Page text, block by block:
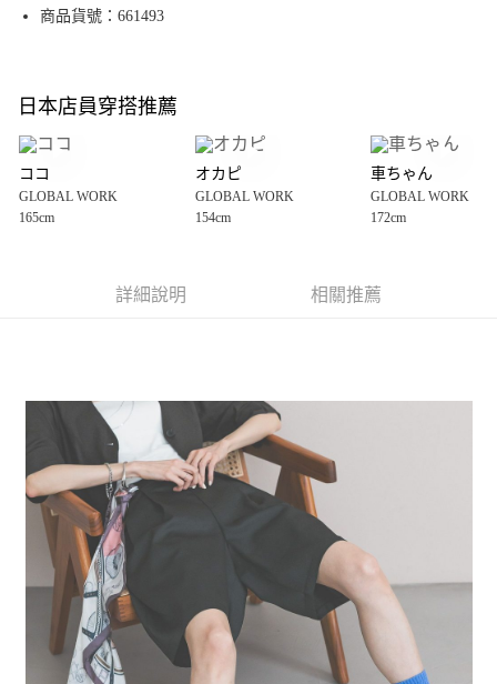
悠遊付
全盈+PAY
大哥付你分期
【大哥付你分期使用說明】
1.本服務由台灣大哥大提供，台灣大哥大用戶可立即使用無須另外申請。
2.付款方式選擇「大哥付你分期」，訂單成立後會自動跳轉到大哥付的交易
3.實際核准額度、可分期數及費用金額請依後續交易確認頁面所載為準。
4.訂單成立30分鐘內，如未前往確認交易或遇審核未通過，訂單將自動取
醒簡訊。
2.透過簡訊連結打開帳單後，可選擇「超商條碼／台灣大直營門市／銀行轉
帳／街口支付／iPASS MONEY」等通路繳費。
【注意事項】
1.本服務係由「台灣大哥大股份有限公司」（以下簡稱本公司）所提供，讓
用戶於交易時，得透過本服務購買商品或服務，並由商店將買賣／分期付款
買賣價金債權讓與本公司後，依約使用本公司帳單繳交帳款。
2.基於同意付款使用「大哥付你分期」之契約關係目的，商店將以您的個人
資料（包含姓名、電話或地址）提供予台灣大哥大進項蒐集、處理及利用，
由本公司與您本人進行分期帳單所需資料之確認、核對及更正。
3.完整用戶服務條款，請詳閱以下連結：
https://oppay.tw/userRule
AFTEE先享後付
１．於結帳方式選擇「AFTEE先享後付」後，將跳轉至「AFTEE先享後付」
結帳頁面，進行簡訊認證並確認金額後，即可完成結帳。
２．訂單成立數日內，您將收到繳費通知簡訊。
３．收到繳費通知簡訊後14天內，點擊此簡訊中的連結，可透過四大超商／
ATM／網路銀行／等多元方式進行付款，方視為交易完成。
※ 請注意：結帳手續完成當下不需立刻繳費，但若您需要取消訂單，請聯絡
購買商品的店家。未經商家同意取消之訂單仍視為有效，需透過AFTEE先享
後付繳納相關費用。
※ 交易是否成功請以「AFTEE先享後付 」之結帳頁面顯示為準，若有關於
是否繳費成功／繳費後需取消欲退款等相關疑問，請聯繫「AFTEE先享後付
客戶支援中心」https://netprotections.freshdesk.com/support/home
【注意事項】
１．透過由恩沛科技股份有限公司提供之「AFTEE先享後付」服務完成之交
每筆NT$80，滿NT$888(含以上)免運費
7-11 取貨付款
每筆NT$80，滿NT$1,500(含以上)免運費
付款後 7-11取貨
每筆NT$80，滿NT$1,500(含以上)免運費
每筆NT$80，滿NT$1,500(含以上)免運費
商品貨號：661493
日本店員穿搭推薦
ココ
GLOBAL WORK
165cm
オカピ
GLOBAL WORK
154cm
車ちゃん
GLOBAL WORK
172cm
詳細說明 相關推薦